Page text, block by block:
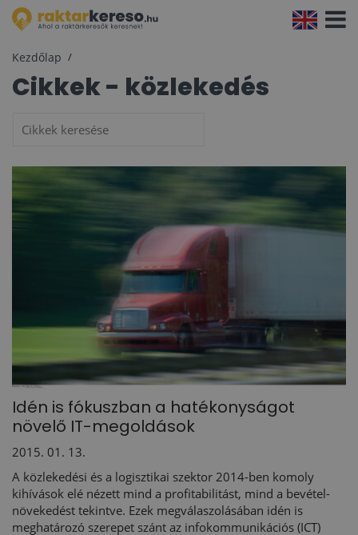
Kezdőlap
Cikkek - közlekedés
Idén is fókuszban a hatékonyságot
növelő IT-megoldások
2015. 01. 13.
A közlekedési és a logisztikai szektor 2014-ben komoly
kihívások elé nézett mind a profitabilitást, mind a bevétel-
növekedést tekintve. Ezek megválaszolásában idén is
meghatározó szerepet szánt az infokommunikációs (ICT)